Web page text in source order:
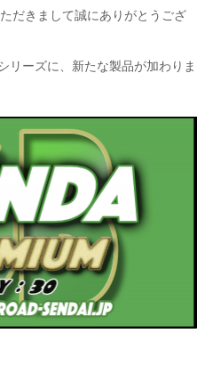
だきまして誠にありがとうござ
リーズに、新たな製品が加わりま